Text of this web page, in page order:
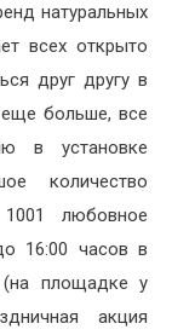
натуральных
всех открыто
друг другу в
больше, все
в установке
количество
любовное
16:00 часов в
площадке у
акция